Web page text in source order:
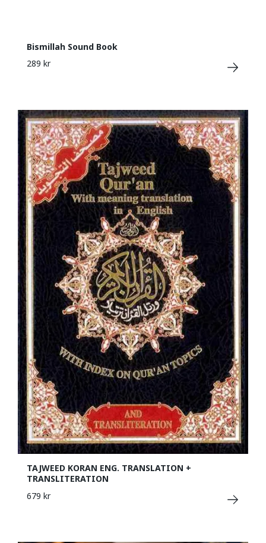
Bismillah Sound Book
289 kr
TAJWEED KORAN ENG. TRANSLATION +
TRANSLITERATION
679 kr